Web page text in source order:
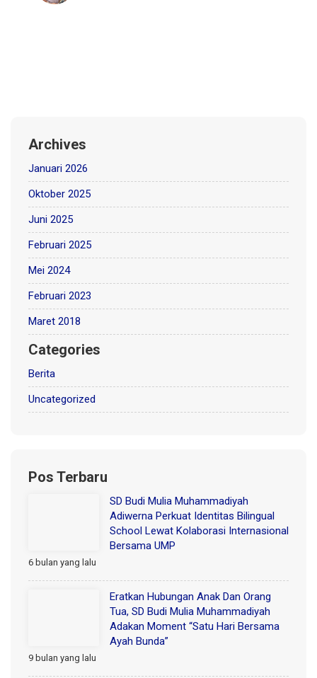
Archives
Januari 2026
Oktober 2025
Juni 2025
Februari 2025
Mei 2024
Februari 2023
Maret 2018
Categories
Berita
Uncategorized
Pos Terbaru
SD Budi Mulia Muhammadiyah
Adiwerna Perkuat Identitas Bilingual
School Lewat Kolaborasi Internasional
Bersama UMP
6 bulan yang lalu
Eratkan Hubungan Anak Dan Orang
Tua, SD Budi Mulia Muhammadiyah
Adakan Moment “Satu Hari Bersama
Ayah Bunda”
9 bulan yang lalu